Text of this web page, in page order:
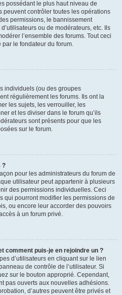
possédant le plus haut niveau de
peuvent contrôler toutes les opérations
permissions, le bannissement
ou de modérateurs, etc. Ils
l’ensemble des forums. Tout ceci
le fondateur du forum.
individuels (ou des groupes
régulièrement les forums. Ils ont la
les sujets, les verrouiller, les
et les diviser dans le forum qu’ils
sont présents pour que les
sur le forum.
?
pour les administrateurs du forum de
utilisateur peut appartenir à plusieurs
des permissions individuelles. Ceci
qui pourront modifier les permissions de
ou encore leur accorder des pouvoirs
à un forum privé.
comment puis-je en rejoindre un ?
d’utilisateurs en cliquant sur le lien
de contrôle de l’utilisateur. Si
sur le bouton approprié. Cependant,
pas ouverts aux nouvelles adhésions.
d’autres peuvent être privés et